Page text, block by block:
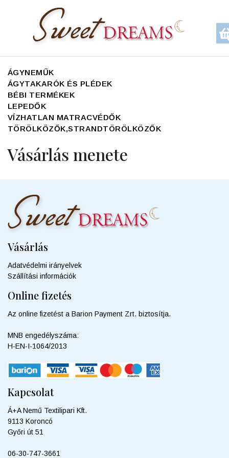
ÁGYNEMŰK
ÁGYTAKARÓK ÉS PLÉDEK
BÉBI TERMÉKEK
LEPEDŐK
VÍZHATLAN MATRACVÉDŐK
TÖRÖLKÖZŐK,STRANDTÖRÖLKÖZŐK
Vásárlás menete
Vásárlás
Adatvédelmi irányelvek
Szállítási információk
Online fizetés
Az online fizetést a Barion Payment Zrt. biztosítja.
MNB engedélyszáma:
H-EN-I-1064/2013
Kapcsolat
Á+A Nemű Textilipari Kft.
9113 Koroncó
Győri út 51
06-30-747-3661